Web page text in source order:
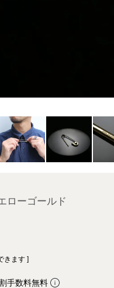
ローゴールド
きます ]
手数料無料